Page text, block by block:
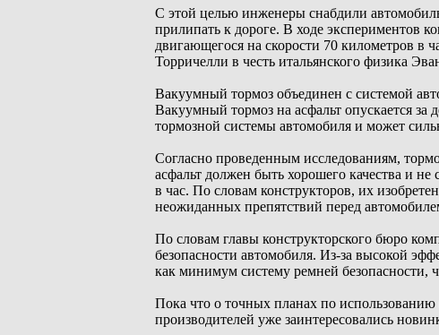
С этой целью инженеры снабдили
прилипать к дороге. В ходе экспериментов
двигающегося на скорости 70 километров в
Торричелли в честь итальянского физика
Вакуумный тормоз объединен с системой
Вакуумный тормоз на асфальт опускается
тормозной системы автомобиля и может
Согласно проведенным исследованиям,
асфальт должен быть хорошего качества и
в час. По словам конструкторов, их
неожиданных препятствий перед
По словам главы конструкторского бюро
безопасности автомобиля. Из-за высокой
как минимум систему ремней безопасности,
Пока что о точных планах по
производителей уже заинтересовались